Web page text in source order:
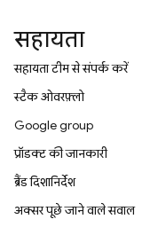
सहायता
सहायता टीम से संपर्क करें
स्टैक ओवरफ़्लो
Google group
प्रॉडक्ट की जानकारी
ब्रैंड दिशानिर्देश
अक्सर पूछे जाने वाले सवाल